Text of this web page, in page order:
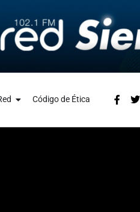
Código de Ética